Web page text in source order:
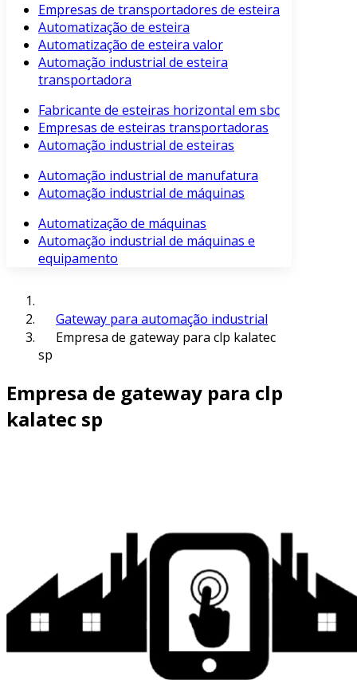
Empresas de transportadores de esteira
Automatização de esteira
Automatização de esteira valor
Automação industrial de esteira
transportadora
Fabricante de esteiras horizontal em sbc
Empresas de esteiras transportadoras
Automação industrial de esteiras
Automação industrial de manufatura
Automação industrial de máquinas
Automatização de máquinas
Automação industrial de máquinas e
equipamento
Gateway para automação industrial
Empresa de gateway para clp kalatec
sp
Empresa de gateway para clp
kalatec sp